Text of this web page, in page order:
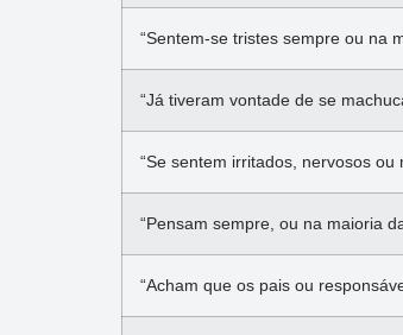
“Sentem-se tristes sempre ou na
“Já tiveram vontade de se
“Se sentem irritados, nervosos
“Pensam sempre, ou na maioria
“Acham que os pais ou
R$ 750.000